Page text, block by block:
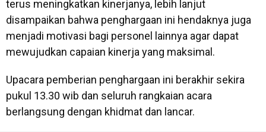
terus meningkatkan kinerjanya, lebih lanjut
disampaikan bahwa penghargaan ini hendaknya juga
menjadi motivasi bagi personel lainnya agar dapat
mewujudkan capaian kinerja yang maksimal.
Upacara pemberian penghargaan ini berakhir sekira
pukul 13.30 wib dan seluruh rangkaian acara
berlangsung dengan khidmat dan lancar.